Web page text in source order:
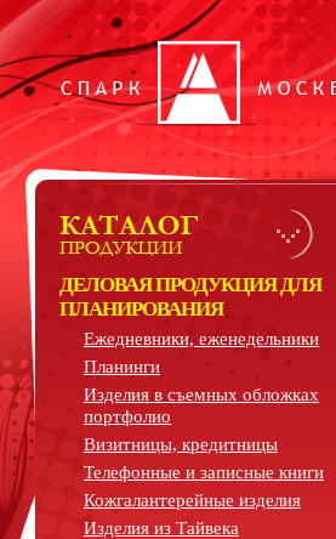
ДЕЛОВАЯ ПРОДУКЦИЯ ДЛЯ
ПЛАНИРОВАНИЯ
Ежедневники, еженедельники
Планинги
Изделия в съемных обложках
портфолио
Визитницы, кредитницы
Телефонные и записные книги
Кожгалантерейные изделия
Изделия из Тайвека